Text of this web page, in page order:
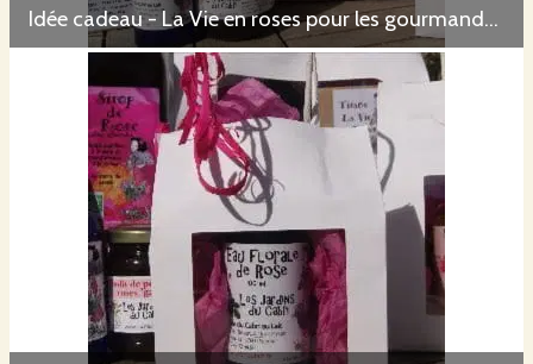
Idée cadeau - La Vie en roses pour les gourmands: (sirop de rose 25cl - confit de pétales de rose)